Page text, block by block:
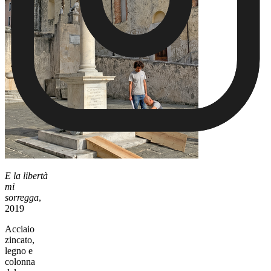
E la libertà
mi
sorregga,
2019
Acciaio
zincato,
legno e
colonna